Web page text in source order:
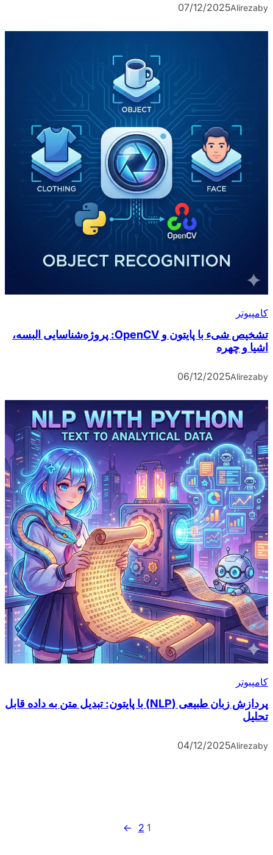
by
Alireza
07/12/2025
کامپیوتر
تشخیص شیء با پایتون و OpenCV: پروژه‌شناسایی البسه،
اشیا و چهره
by
Alireza
06/12/2025
کامپیوتر
پردازش زبان طبیعی (NLP) با پایتون: تبدیل متن به داده قابل
تحلیل
by
Alireza
04/12/2025
1
2
→